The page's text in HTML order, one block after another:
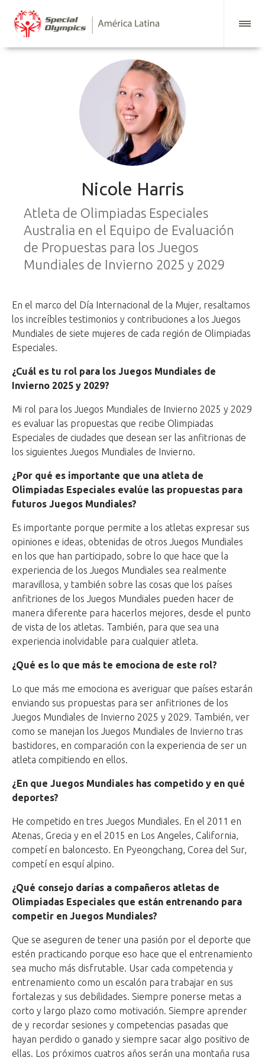
Nicole Harris
Atleta de Olimpiadas Especiales
Australia en el Equipo de Evaluación
de Propuestas para los Juegos
Mundiales de Invierno 2025 y 2029
En el marco del Día Internacional de la Mujer, resaltamos
los increíbles testimonios y contribuciones a los Juegos
Mundiales de siete mujeres de cada región de Olimpiadas
Especiales.
¿Cuál es tu rol para los Juegos Mundiales de
Invierno 2025 y 2029?
Mi rol para los Juegos Mundiales de Invierno 2025 y 2029
es evaluar las propuestas que recibe Olimpiadas
Especiales de ciudades que desean ser las anfitrionas de
los siguientes Juegos Mundiales de Invierno.
¿Por qué es importante que una atleta de
Olimpiadas Especiales evalúe las propuestas para
futuros Juegos Mundiales?
Es importante porque permite a los atletas expresar sus
opiniones e ideas, obtenidas de otros Juegos Mundiales
en los que han participado, sobre lo que hace que la
experiencia de los Juegos Mundiales sea realmente
maravillosa, y también sobre las cosas que los países
anfitriones de los Juegos Mundiales pueden hacer de
manera diferente para hacerlos mejores, desde el punto
de vista de los atletas. También, para que sea una
experiencia inolvidable para cualquier atleta.
¿Qué es lo que más te emociona de este rol?
Lo que más me emociona es averiguar que países estarán
enviando sus propuestas para ser anfitriones de los
Juegos Mundiales de Invierno 2025 y 2029. También, ver
como se manejan los Juegos Mundiales de Invierno tras
bastidores, en comparación con la experiencia de ser un
atleta compitiendo en ellos.
¿En que Juegos Mundiales has competido y en qué
deportes?
He competido en tres Juegos Mundiales. En el 2011 en
Atenas, Grecia y en el 2015 en Los Angeles, California,
competí en baloncesto. En Pyeongchang, Corea del Sur,
competí en esquí alpino.
¿Qué consejo darías a compañeros atletas de
Olimpiadas Especiales que están entrenando para
competir en Juegos Mundiales?
Que se aseguren de tener una pasión por el deporte que
estén practicando porque eso hace que el entrenamiento
sea mucho más disfrutable. Usar cada competencia y
entrenamiento como un escalón para trabajar en sus
fortalezas y sus debilidades. Siempre ponerse metas a
corto y largo plazo como motivación. Siempre aprender
de y recordar sesiones y competencias pasadas que
hayan perdido o ganado y siempre sacar algo positivo de
ellas. Los próximos cuatros años serán una montaña rusa